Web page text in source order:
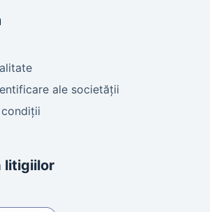
ale societății
litigiilor